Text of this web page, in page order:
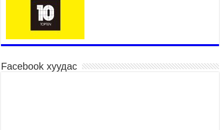
2026 оны 7 сар 15 / 10 цаг 52 минут
Үндэсний их баяр наадмын хүчит бөхийн
барилдаан эхэллээ
2026 оны 7 сар 15 / 10 цаг 46 минут
Үндэсний хувцасны өдрийг тохиолдуулан
“Дээлтэй монгол наадам” боллоо
Facebook хуудас